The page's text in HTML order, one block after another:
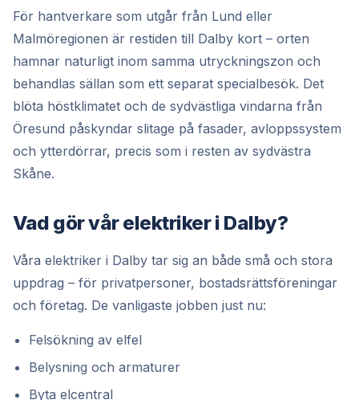
För hantverkare som utgår från Lund eller
Malmöregionen är restiden till Dalby kort – orten
hamnar naturligt inom samma utryckningszon och
behandlas sällan som ett separat specialbesök. Det
blöta höstklimatet och de sydvästliga vindarna från
Öresund påskyndar slitage på fasader, avloppssystem
och ytterdörrar, precis som i resten av sydvästra
Skåne.
Vad gör vår elektriker i Dalby?
Våra elektriker i Dalby tar sig an både små och stora
uppdrag – för privatpersoner, bostadsrättsföreningar
och företag. De vanligaste jobben just nu:
Felsökning av elfel
Belysning och armaturer
Byta elcentral